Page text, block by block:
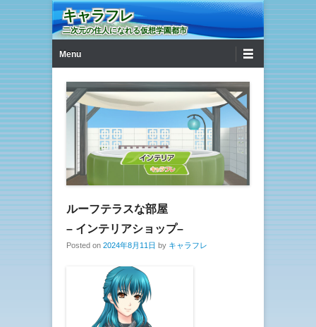
キャラフレ
二次元の住人になれる仮想学園都市
Menu
ルーフテラスな部屋
– インテリアショップ–
Posted on 2024年8月11日 by キャラフレ